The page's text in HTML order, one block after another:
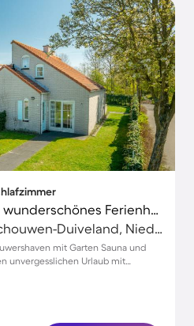
Familienfreundliches wunderschönes Ferienhaus mit Sauna, Garten und Terrasse | Strand in der Nähe | Haustierfreundlich
Brouwershaven, Schouwen-Duiveland, Niederlande
mit Garten Sauna und
unvergesslichen Urlaub mit